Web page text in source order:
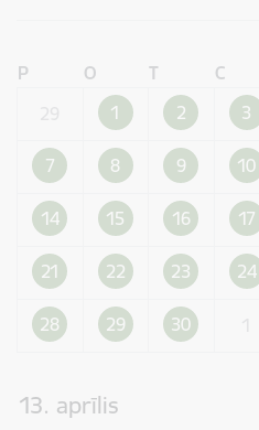
P O T C
1 2 3
7 8 9 10
14 15 16 17
21 22 23 24
28 29 30
13. aprīlis